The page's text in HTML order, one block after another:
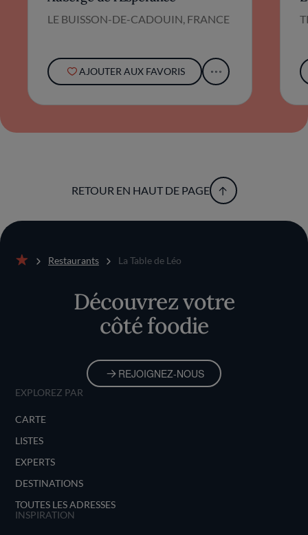
LE BUISSON-DE-CADOUIN, FRANCE
AJOUTER AUX FAVORIS
RETOUR EN HAUT DE PAGE
Restaurants La Table de Léo
Découvrez votre
côté foodie
REJOIGNEZ-NOUS
EXPLOREZ PAR
CARTE
LISTES
EXPERTS
DESTINATIONS
TOUTES LES ADRESSES
INSPIRATION